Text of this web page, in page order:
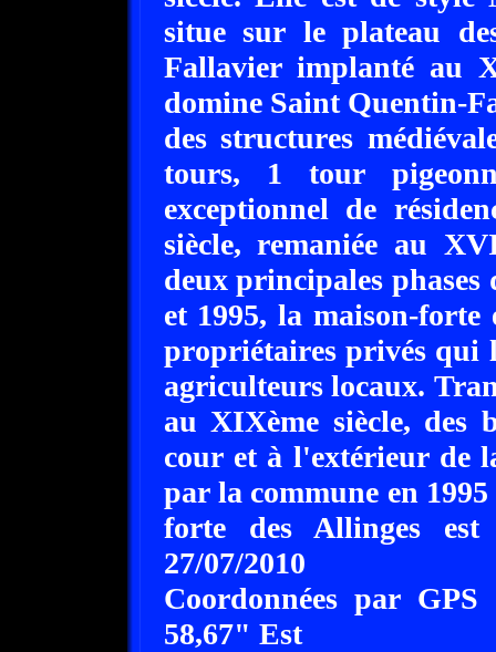
situe sur le plateau
Fallavier implanté au
domine Saint Quentin-
des structures
tours, 1 tour
exceptionnel de
siècle, remaniée au
deux principales
et 1995, la maison-forte
propriétaires privés qui
agriculteurs locaux.
au XIXème siècle, des
cour et à l'extérieur de
par la commune en
forte des Allinges
27/07/2010
Coordonnées par
58,67" Est